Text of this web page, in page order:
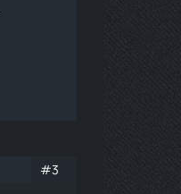
#3